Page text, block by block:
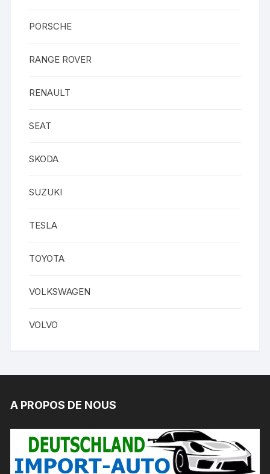
PORSCHE
RANGE ROVER
RENAULT
SEAT
SKODA
SUZUKI
TESLA
TOYOTA
VOLKSWAGEN
VOLVO
A PROPOS DE NOUS